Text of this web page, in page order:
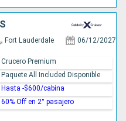
Fort Lauderdale 06/12/2027
Crucero Premium
Paquete All Included Disponible
Hasta -$600/cabina
60% Off en 2° pasajero